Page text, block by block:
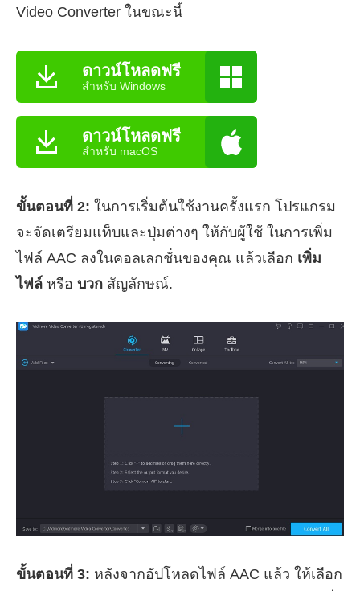
Video Converter ในขณะนี้
ดาวน์โหลดฟรี
สำหรับ Windows
ดาวน์โหลดฟรี
สำหรับ macOS
ขั้นตอนที่ 2: ในการเริ่มต้นใช้งานครั้งแรก โปรแกรม
จะจัดเตรียมแท็บและปุ่มต่างๆ ให้กับผู้ใช้ ในการเพิ่ม
ไฟล์ AAC ลงในคอลเลกชั่นของคุณ แล้วเลือก เพิ่ม
ไฟล์ หรือ บวก สัญลักษณ์.
ขั้นตอนที่ 3: หลังจากอัปโหลดไฟล์ AAC แล้ว ให้เลือก